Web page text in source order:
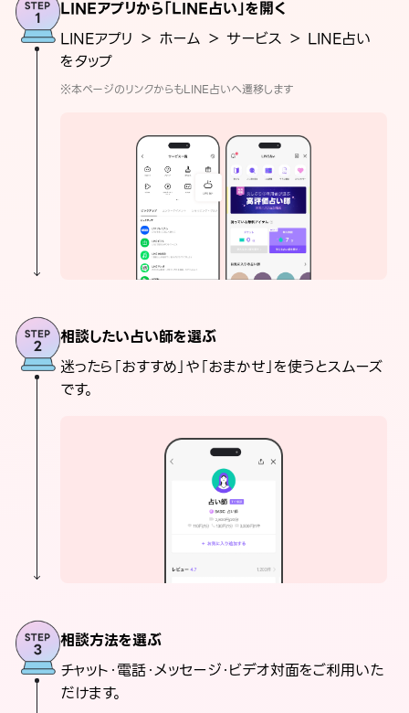
LINEアプリから「LINE占い」を開く
LINEアプリ ＞ ホーム ＞ サービス ＞ LINE占い
をタップ
※本ページのリンクからもLINE占いへ遷移します
相談したい占い師を選ぶ
迷ったら「おすすめ」や「おまかせ」を使うとスムーズ
です。
相談方法を選ぶ
チャット・電話・メッセージ・ビデオ対面をご利用いた
だけます。